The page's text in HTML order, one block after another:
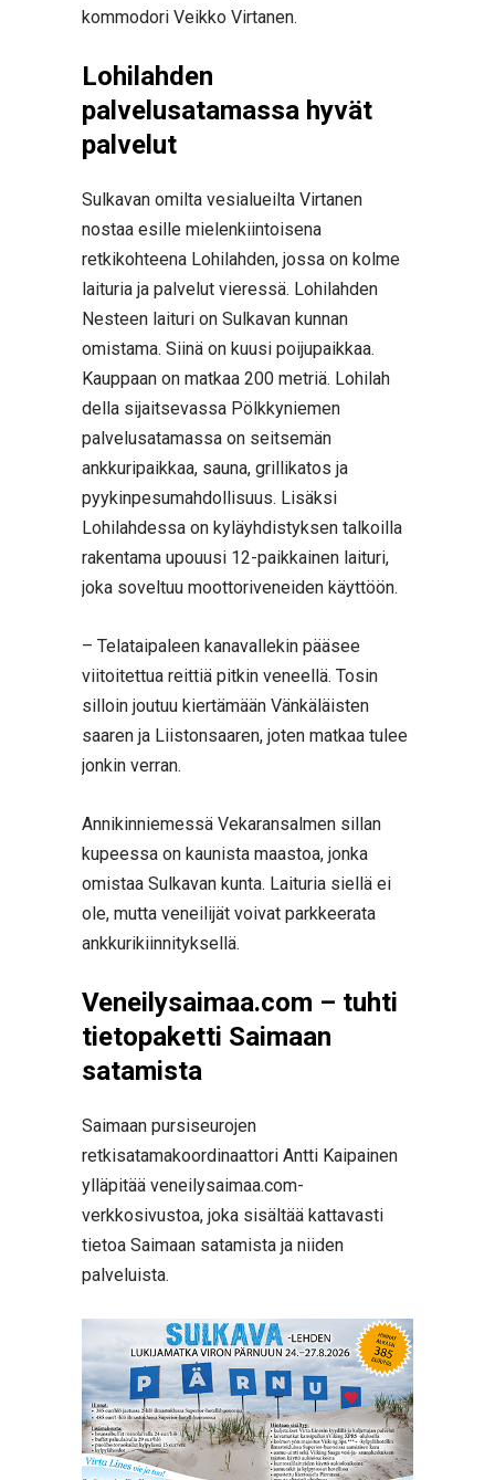
kommodori Veikko Virtanen.
Lohilahden
palvelusatamassa hyvät
palvelut
Sulkavan omilta vesialueilta Virtanen
nostaa esille mielenkiintoisena
retkikohteena Lohilahden, jossa on kolme
laituria ja palvelut vieressä. Lohilahden
Nesteen laituri on Sulkavan kunnan
omistama. Siinä on kuusi poijupaikkaa.
Kauppaan on matkaa 200 metriä. Lohilah
della sijaitsevassa Pölkkyniemen
palvelusatamassa on seitsemän
ankkuripaikkaa, sauna, grillikatos ja
pyykinpesumahdollisuus. Lisäksi
Lohilahdessa on kyläyhdistyksen talkoilla
rakentama upouusi 12-paikkainen laituri,
joka soveltuu moottoriveneiden käyttöön.
– Telataipaleen kanavallekin pääsee
viitoitettua reittiä pitkin veneellä. Tosin
silloin joutuu kiertämään Vänkäläisten
saaren ja Liistonsaaren, joten matkaa tulee
jonkin verran.
Annikinniemessä Vekaransalmen sillan
kupeessa on kaunista maastoa, jonka
omistaa Sulkavan kunta. Laituria siellä ei
ole, mutta veneilijät voivat parkkeerata
ankkurikiinnityksellä.
Veneilysaimaa.com – tuhti
tietopaketti Saimaan
satamista
Saimaan pursiseurojen
retkisatamakoordinaattori Antti Kaipainen
ylläpitää veneilysaimaa.com-
verkkosivustoa, joka sisältää kattavasti
tietoa Saimaan satamista ja niiden
palveluista.